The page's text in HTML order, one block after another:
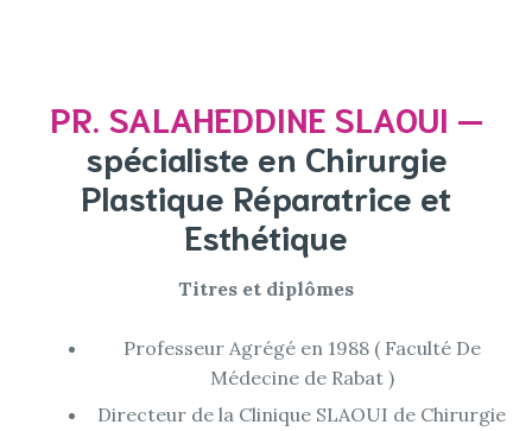
PR. SALAHEDDINE SLAOUI —
spécialiste en Chirurgie
Plastique Réparatrice et
Esthétique
Titres et diplômes
Professeur Agrégé en 1988 ( Faculté De
Médecine de Rabat )
Directeur de la Clinique SLAOUI de Chirurgie